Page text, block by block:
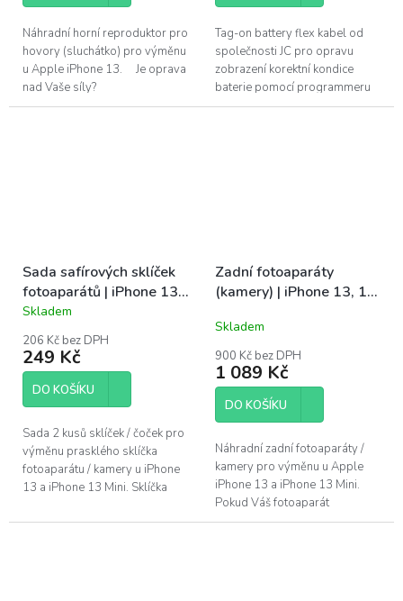
Náhradní horní reproduktor pro
hovory (sluchátko) pro výměnu
u Apple iPhone 13. Je oprava
nad Vaše síly?
Pomůžeme!Navštivte náš servis
Tag-on battery flex kabel od
společnosti JC pro opravu
zobrazení korektní kondice
baterie pomocí programmeru
V1S po výměně baterie. Pouze
Sada safírových sklíček
fotoaparátů | iPhone 13,
13 Mini
Průměrné
hodnocení
produktu
je
4,0
hvězdiček.
Skladem
206 Kč bez DPH
249 Kč
DO KOŠÍKU
Sada 2 kusů sklíček / čoček pro
výměnu prasklého sklíčka
fotoaparátu / kamery u iPhone
13 a iPhone 13 Mini. Sklíčka
jako originální díl....
Zadní fotoaparáty
(kamery) | iPhone 13, 13
Skladem
900 Kč bez DPH
1 089 Kč
DO KOŠÍKU
Náhradní zadní fotoaparáty /
kamery pro výměnu u Apple
iPhone 13 a iPhone 13 Mini.
Pokud Váš fotoaparát
nezaostřuje, či nelze zoomovat,